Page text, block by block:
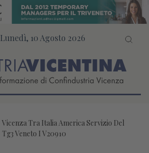
Lunedì, 10 Agosto 2026
Vicenza Tra Italia America Servizio Del
Tg3 Veneto I V20910